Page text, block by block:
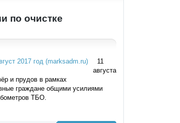
по очистке
11
августа
и прудов в рамках
граждане общими усилиями
ТБО.